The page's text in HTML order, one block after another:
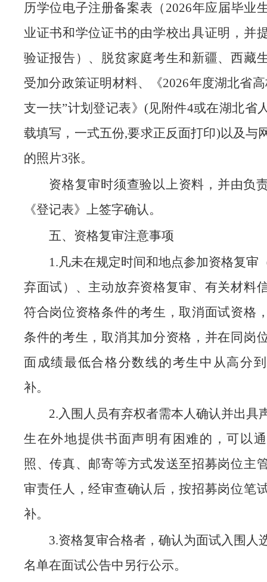
历学位电子注册备案表（2026年应届毕业
业证书和学位证书的由学校出具证明，并
验证报告）、脱贫家庭考生和新疆、西藏
受加分政策证明材料、《2026年度湖北省
支一扶”计划登记表》(见附件4或在湖北省
载填写，一式五份,要求正反面打印)以及与
的照片3张。
资格复审时须查验以上资料，并由负
《登记表》上签字确认。
五、资格复审注意事项
1.凡未在规定时间和地点参加资格复审
弃面试）、主动放弃资格复审、有关材料
符合岗位资格条件的考生，取消面试资格
条件的考生，取消其加分资格，并在同岗
面成绩最低合格分数线的考生中从高分
补。
2.入围人员有弃权者需本人确认并出具
生在外地提供书面声明有困难的，可以
照、传真、邮寄等方式发送至招募岗位主
审责任人，经审查确认后，按招募岗位笔
补。
3.资格复审合格者，确认为面试入围人
名单在面试公告中另行公示。